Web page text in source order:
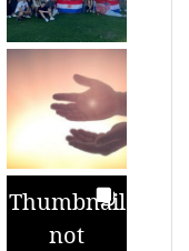
Thumbnail
not